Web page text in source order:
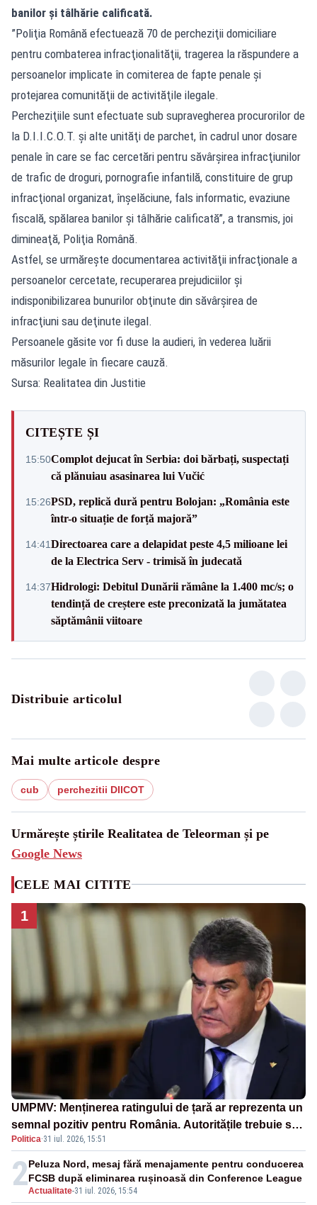
banilor şi tâlhărie calificată.
”Poliţia Română efectuează 70 de percheziţii domiciliare
pentru combaterea infracţionalităţii, tragerea la răspundere a
persoanelor implicate în comiterea de fapte penale şi
protejarea comunităţii de activităţile ilegale.
Percheziţiile sunt efectuate sub supravegherea procurorilor de
la D.I.I.C.O.T. şi alte unităţi de parchet, în cadrul unor dosare
penale în care se fac cercetări pentru săvârşirea infracţiunilor
de trafic de droguri, pornografie infantilă, constituire de grup
infracţional organizat, înşelăciune, fals informatic, evaziune
fiscală, spălarea banilor şi tâlhărie calificată”, a transmis, joi
dimineaţă, Poliţia Română.
Astfel, se urmăreşte documentarea activităţii infracţionale a
persoanelor cercetate, recuperarea prejudiciilor şi
indisponibilizarea bunurilor obţinute din săvârşirea de
infracţiuni sau deţinute ilegal.
Persoanele găsite vor fi duse la audieri, în vederea luării
măsurilor legale în fiecare cauză.
Sursa: Realitatea din Justitie
CITEȘTE ȘI
15:50Complot dejucat în Serbia: doi bărbați, suspectați
că plănuiau asasinarea lui Vučić
15:26PSD, replică dură pentru Bolojan: „România este
într-o situație de forță majoră”
14:41Directoarea care a delapidat peste 4,5 milioane lei
de la Electrica Serv - trimisă în judecată
14:37Hidrologi: Debitul Dunării rămâne la 1.400 mc/s; o
tendință de creștere este preconizată la jumătatea
săptămânii viitoare
Distribuie articolul
Mai multe articole despre
cub perchezitii DIICOT
Urmărește știrile Realitatea de Teleorman și pe
Google News
CELE MAI CITITE
1
UMPMV: Menținerea ratingului de țară ar reprezenta un
semnal pozitiv pentru România. Autoritățile trebuie să
continue consolidarea stabilității economice și
financiare
Politica·31 iul. 2026, 15:51
2Actualitate-31 iul. 2026, 15:54
Peluza Nord, mesaj fără menajamente pentru conducerea
FCSB după eliminarea rușinoasă din Conference League